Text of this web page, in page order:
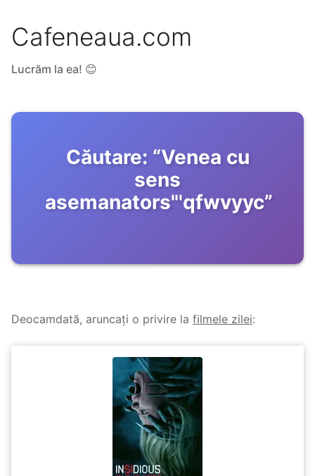
Cafeneaua.com
Lucrăm la ea! 😊
Căutare: “Venea cu
sens
asemanators"'qfwvyyc”
Deocamdată, aruncați o privire la filmele zilei: